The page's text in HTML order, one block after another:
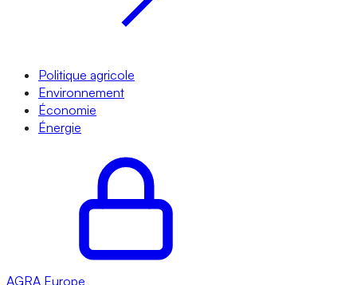
Politique agricole
Environnement
Économie
Énergie
AGRA Europe